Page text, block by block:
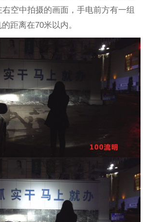
空中拍摄的画面，手电前方有一组
距离在70米以内。